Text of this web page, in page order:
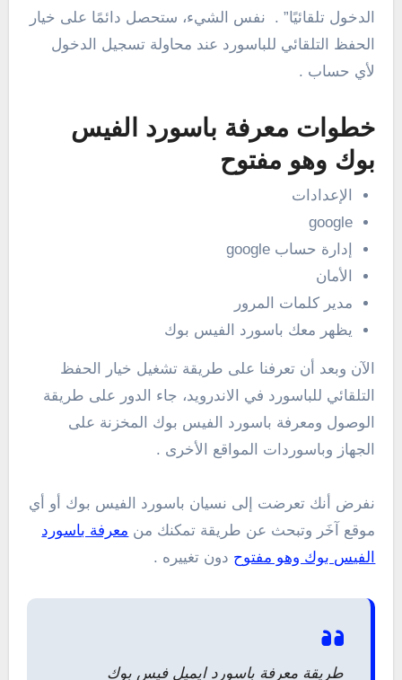
الدخول تلقائيًا” . نفس الشيء، ستحصل دائمًا على خيار
الحفظ التلقائي للباسورد عند محاولة تسجيل الدخول
لأي حساب .
خطوات معرفة باسورد الفيس
بوك وهو مفتوح
الإعدادات
google
إدارة حساب google
الأمان
مدير كلمات المرور
يظهر معك باسورد الفيس بوك
الآن وبعد أن تعرفنا على طريقة تشغيل خيار الحفظ
التلقائي للباسورد في الاندرويد، جاء الدور على طريقة
الوصول ومعرفة باسورد الفيس بوك المخزنة على
الجهاز وباسوردات المواقع الأخرى .
نفرض أنك تعرضت إلى نسيان باسورد الفيس بوك أو أي
موقع آخَر وتبحث عن طريقة تمكنك من معرفة باسورد
الفيس بوك وهو مفتوح دون تغييره .
طريقة معرفة باسورد ايميل فيس بوك